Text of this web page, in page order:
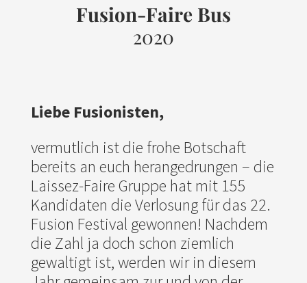
Fusion-Faire Bus
2020
Liebe Fusionisten,
vermutlich ist die frohe Botschaft
bereits an euch herangedrungen – die
Laissez-Faire Gruppe hat mit 155
Kandidaten die Verlosung für das 22.
Fusion Festival gewonnen! Nachdem
die Zahl ja doch schon ziemlich
gewaltigt ist, werden wir in diesem